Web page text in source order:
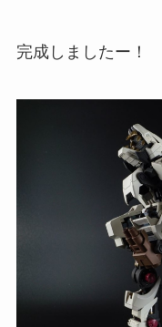
完成しましたー！